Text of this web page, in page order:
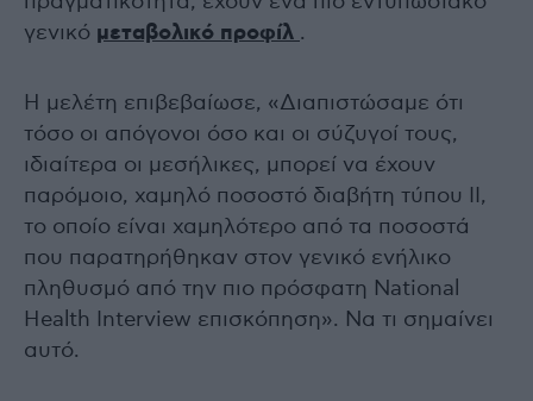
γενικό μεταβολικό προφίλ.
Η μελέτη επιβεβαίωσε, «Διαπιστώσαμε ότι
τόσο οι απόγονοι όσο και οι σύζυγοί τους,
ιδιαίτερα οι μεσήλικες, μπορεί να έχουν
παρόμοιο, χαμηλό ποσοστό διαβήτη τύπου ΙΙ,
το οποίο είναι χαμηλότερο από τα ποσοστά
που παρατηρήθηκαν στον γενικό ενήλικο
πληθυσμό από την πιο πρόσφατη National
Health Interview επισκόπηση». Να τι σημαίνει
αυτό.